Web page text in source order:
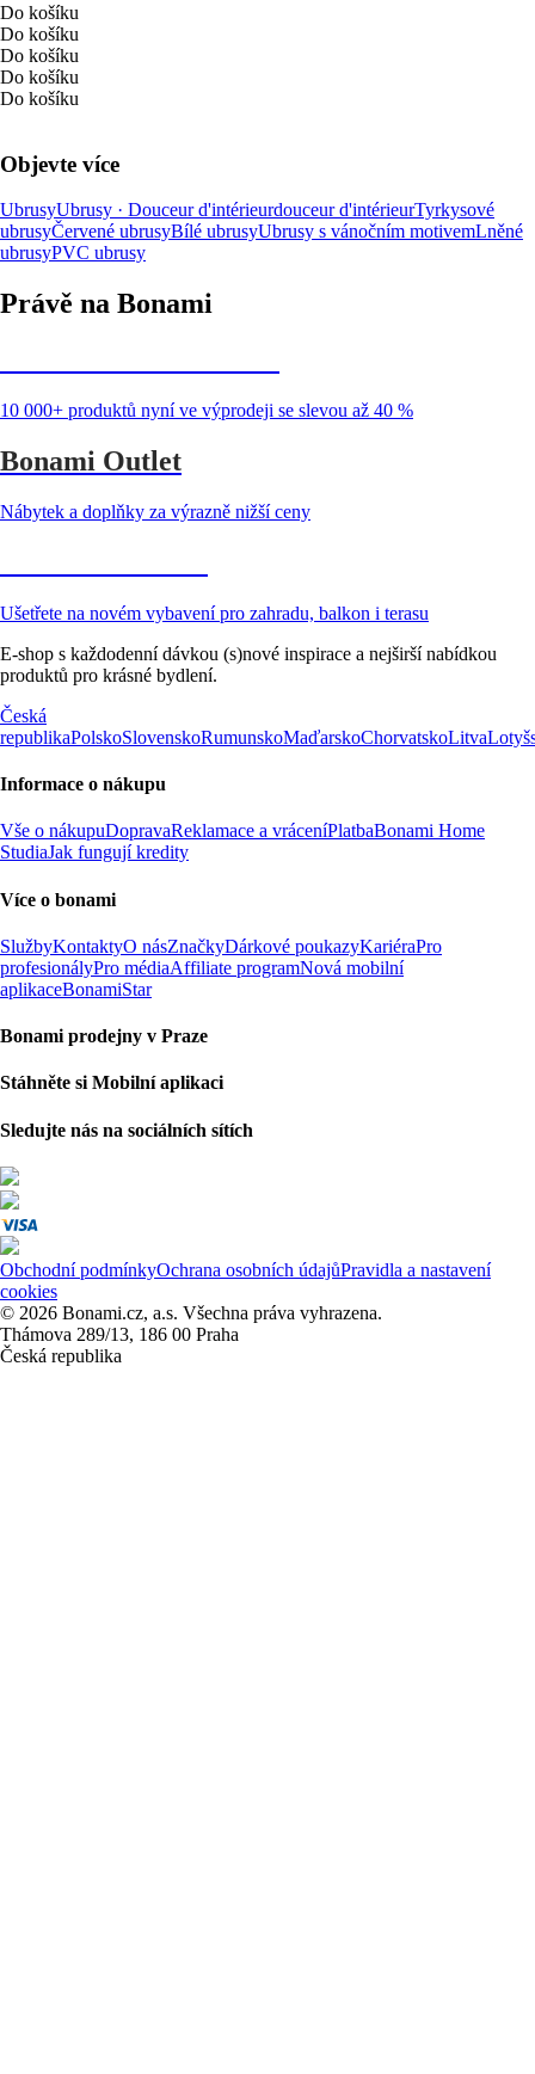
Do košíku
Do košíku
Do košíku
Do košíku
Do košíku
Objevte více
UbrusyUbrusy · Douceur d'intérieurdouceur d'intérieurTyrkysové
ubrusyČervené ubrusyBílé ubrusyUbrusy s vánočním motivemLněné
ubrusyPVC ubrusy
Právě na Bonami
10 000+ produktů nyní ve výprodeji se slevou až 40 %
Bonami Outlet
Nábytek a doplňky za výrazně nižší ceny
Ušetřete na novém vybavení pro zahradu, balkon i terasu
E-shop s každodenní dávkou (s)nové inspirace a nejširší nabídkou
produktů pro krásné bydlení.
Česká
republikaPolskoSlovenskoRumunskoMaďarskoChorvatskoLitva
Informace o nákupu
Vše o nákupuDopravaReklamace a vráceníPlatbaBonami Home
StudiaJak fungují kredity
Více o bonami
SlužbyKontaktyO násZnačkyDárkové poukazyKariéraPro
profesionályPro médiaAffiliate programNová mobilní
aplikaceBonamiStar
Bonami prodejny v Praze
Stáhněte si Mobilní aplikaci
Sledujte nás na sociálních sítích
Obchodní podmínkyOchrana osobních údajůPravidla a nastavení
cookies
© 2026 Bonami.cz, a.s. Všechna práva vyhrazena.
Thámova 289/13, 186 00 Praha
Česká republika